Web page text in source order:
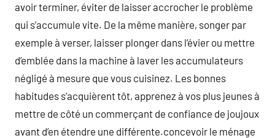
avoir terminer, éviter de laisser accrocher le problème
qui s’accumule vite. De la même manière, songer par
exemple à verser, laisser plonger dans l’évier ou mettre
d’emblée dans la machine à laver les accumulateurs
négligé à mesure que vous cuisinez. Les bonnes
habitudes s’acquièrent tôt, apprenez à vos plus jeunes à
mettre de côté un commerçant de confiance de joujoux
avant d’en étendre une différente.concevoir le ménage